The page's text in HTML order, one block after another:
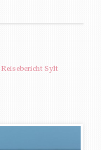
Reisebericht Sylt